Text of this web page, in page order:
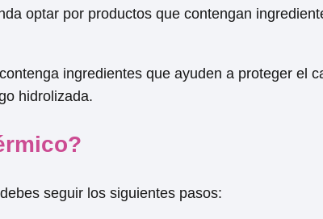
optar por productos que contengan
ingredientes que ayuden a proteger el
hidrolizada.
seguir los siguientes pasos: